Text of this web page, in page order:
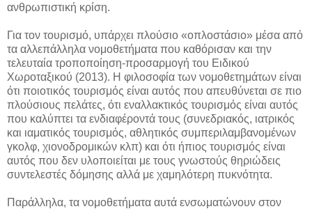
ανθρωπιστική κρίση.
Για τον τουρισμό, υπάρχει πλούσιο «οπλοστάσιο» μέσα από
τα αλλεπάλληλα νομοθετήματα που καθόρισαν και την
τελευταία τροποποίηση-προσαρμογή του Ειδικού
Χωροταξικού (2013). Η φιλοσοφία των νομοθετημάτων είναι
ότι ποιοτικός τουρισμός είναι αυτός που απευθύνεται σε πιο
πλούσιους πελάτες, ότι εναλλακτικός τουρισμός είναι αυτός
που καλύπτει τα ενδιαφέροντά τους (συνεδριακός, ιατρικός
και ιαματικός τουρισμός, αθλητικός συμπεριλαμβανομένων
γκολφ, χιονοδρομικών κλπ) και ότι ήπιος τουρισμός είναι
αυτός που δεν υλοποιείται με τους γνωστούς θηριώδεις
συντελεστές δόμησης αλλά με χαμηλότερη πυκνότητα.
Παράλληλα, τα νομοθετήματα αυτά ενσωματώνουν στον